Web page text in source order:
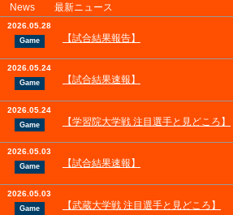
News 最新ニュース
2026.05.28
Game 【試合結果報告】
2026.05.24
Game 【試合結果速報】
2026.05.24
Game 【学習院大学戦 注目選手と見どころ】
2026.05.03
Game 【試合結果速報】
2026.05.03
Game 【武蔵大学戦 注目選手と見どころ】